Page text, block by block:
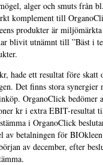
alger och smuts från
komplement till
produkter är miljömärkta
blivit utnämnt till ”Bäst i
hade ett resultat före skatt
Det finns stora synergier
OrganoClick bedömer
kr i extra EBIT-resultat
i OrganoClick
av betalningen för
av december, efter